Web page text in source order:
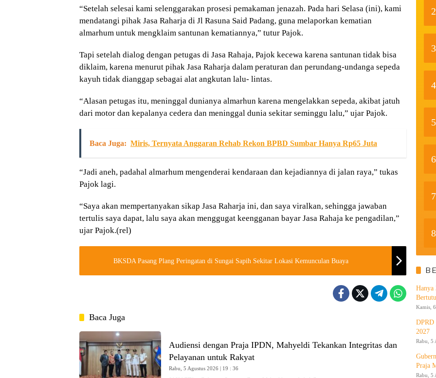
“Setelah selesai kami selenggarakan prosesi pemakaman jenazah. Pada hari Selasa (ini), kami
mendatangi pihak Jasa Raharja di Jl Rasuna Said Padang, guna melaporkan kematian
almarhum untuk mengklaim santunan kematiannya,” tutur Pajok.
Tapi setelah dialog dengan petugas di Jasa Rahaja, Pajok kecewa karena santunan tidak bisa
diklaim, karena menurut pihak Jasa Raharja dalam peraturan dan perundang-undanga sepeda
kayuh tidak dianggap sebagai alat angkutan lalu- lintas.
“Alasan petugas itu, meninggal dunianya almarhun karena mengelakkan sepeda, akibat jatuh
dari motor dan kepalanya cedera dan meninggal dunia sekitar seminggu lalu,” ujar Pajok.
Baca Juga: Miris, Ternyata Anggaran Rehab Rekon BPBD Sumbar Hanya Rp65 Juta
“Jadi aneh, padahal almarhum mengenderai kendaraan dan kejadiannya di jalan raya,” tukas
Pajok lagi.
“Saya akan mempertanyakan sikap Jasa Raharja ini, dan saya viralkan, sehingga jawaban
tertulis saya dapat, lalu saya akan menggugat keengganan bayar Jasa Rahaja ke pengadilan,”
ujar Pajok.(rel)
BKSDA Pasang Plang Peringatan di Sungai Sapih Sekitar Lokasi Kemunculan Buaya
Baca Juga
Audiensi dengan Praja IPDN, Mahyeldi Tekankan Integritas dan
Pelayanan untuk Rakyat
Rabu, 5 Agustus 2026 | 19 : 36
2
3
4
5
6
7
8
Hanya
Kamis,
DPRD
2027
Rabu, 5
Praja
Rabu, 5